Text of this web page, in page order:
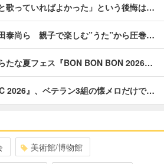
っていればよかった」という後悔は…
泰尚ら 親子で楽しむ”うた”から圧巻…
たな夏フェス『BON BON BON 2026…
2026』、ベテラン3組の懐メロだけで…
美術館/博物館